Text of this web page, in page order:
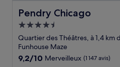
Pendry Chicago
Pendry Chicago
Hébergement
4.5 étoiles
Quartier des Théâtres, à 1,4 km
Funhouse Maze
9.2
9,2/10 Merveilleux (1 147 avis)